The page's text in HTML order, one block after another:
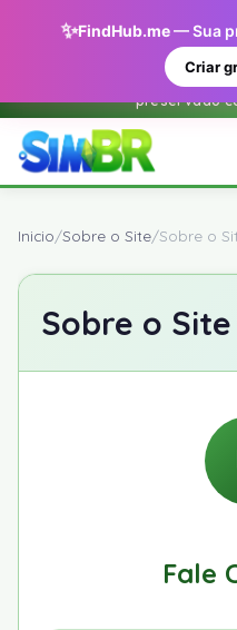
Este e um arquivo
preservado
Inicio/Sobre o Site/Sobre o
Sobre o
Fale
✨FindHub.me— Sua
Criar